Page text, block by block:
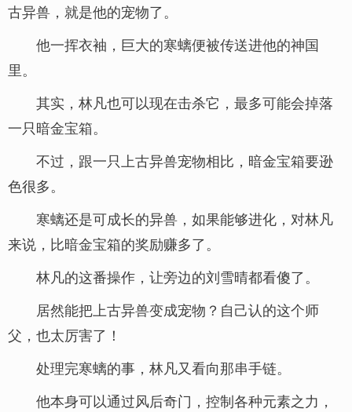
古异兽，就是他的宠物了。
他一挥衣袖，巨大的寒螭便被传送进他的神国
里。
其实，林凡也可以现在击杀它，最多可能会掉落
一只暗金宝箱。
不过，跟一只上古异兽宠物相比，暗金宝箱要逊
色很多。
寒螭还是可成长的异兽，如果能够进化，对林凡
来说，比暗金宝箱的奖励赚多了。
林凡的这番操作，让旁边的刘雪晴都看傻了。
居然能把上古异兽变成宠物？自己认的这个师
父，也太厉害了！
处理完寒螭的事，林凡又看向那串手链。
他本身可以通过风后奇门，控制各种元素之力，